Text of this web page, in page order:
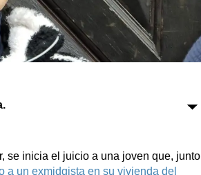
se inicia el juicio a una joven que, junto
a un exmidgista en su vivienda del